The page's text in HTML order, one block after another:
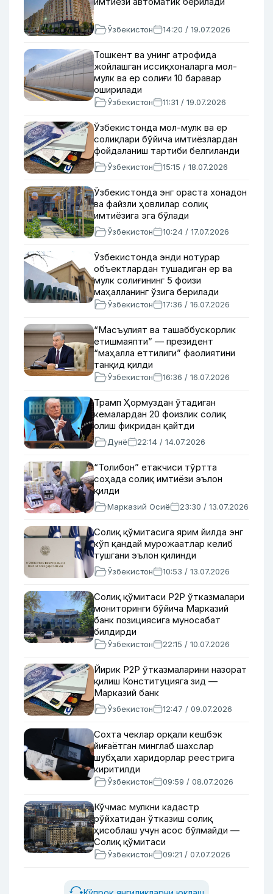
Ўзбекистон 14:20 / 19.07.2026
Тошкент ва унинг атрофида
жойлашган иссиқхоналарга мол-
мулк ва ер солиғи 10 баравар
оширилади
Ўзбекистон 11:31 / 19.07.2026
Ўзбекистонда мол-мулк ва ер
солиқлари бўйича имтиёзлардан
фойдаланиш тартиби белгиланди
Ўзбекистон 15:15 / 18.07.2026
Ўзбекистонда энг ораста хонадон
ва файзли ҳовлилар солиқ
имтиёзига эга бўлади
Ўзбекистон 10:24 / 17.07.2026
Ўзбекистонда энди нотурар
объектлардан тушадиган ер ва
мулк солиғининг 5 фоизи
маҳалланинг ўзига берилади
Ўзбекистон 17:36 / 16.07.2026
“Масъулият ва ташаббускорлик
етишмаяпти” — президент
“маҳалла еттилиги” фаолиятини
танқид қилди
Ўзбекистон 16:36 / 16.07.2026
Трамп Ҳормуздан ўтадиган
кемалардан 20 фоизлик солиқ
олиш фикридан қайтди
Дунё 22:14 / 14.07.2026
“Толибон” етакчиси тўртта
соҳада солиқ имтиёзи эълон
қилди
Марказий Осиё 23:30 / 13.07.2026
Солиқ қўмитасига ярим йилда энг
кўп қандай мурожаатлар келиб
тушгани эълон қилинди
Ўзбекистон 10:53 / 13.07.2026
Солиқ қўмитаси P2P ўтказмалари
мониторинги бўйича Марказий
банк позициясига муносабат
билдирди
Ўзбекистон 22:15 / 10.07.2026
Йирик P2P ўтказмаларини назорат
қилиш Конституцияга зид —
Марказий банк
Ўзбекистон 12:47 / 09.07.2026
Сохта чеклар орқали кешбэк
йиғаётган минглаб шахслар
шубҳали харидорлар реестрига
киритилди
Ўзбекистон 09:59 / 08.07.2026
Кўчмас мулкни кадастр
рўйхатидан ўтказиш солиқ
ҳисоблаш учун асос бўлмайди —
Солиқ қўмитаси
Ўзбекистон 09:21 / 07.07.2026